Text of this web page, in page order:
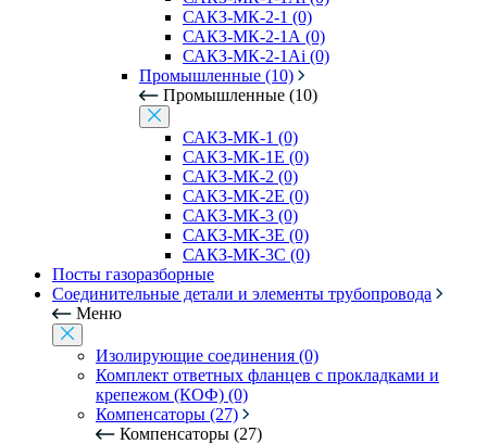
САКЗ-МК-2-1 (0)
САКЗ-МК-2-1А (0)
САКЗ-МК-2-1Аi (0)
Промышленные (10)
Промышленные (10)
САКЗ-МК-1 (0)
САКЗ-МК-1Е (0)
САКЗ-МК-2 (0)
САКЗ-МК-2Е (0)
САКЗ-МК-3 (0)
САКЗ-МК-3Е (0)
САКЗ-МК-3С (0)
Посты газоразборные
Соединительные детали и элементы трубопровода
Меню
Изолирующие соединения (0)
Комплект ответных фланцев с прокладками и
крепежом (КОФ) (0)
Компенсаторы (27)
Компенсаторы (27)